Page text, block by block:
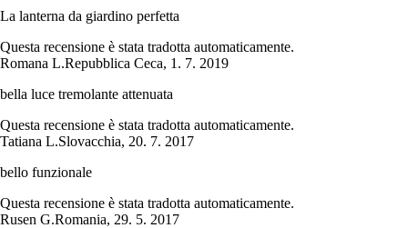
La lanterna da giardino perfetta
Questa recensione è stata tradotta automaticamente.
Romana L.Repubblica Ceca, 1. 7. 2019
bella luce tremolante attenuata
Questa recensione è stata tradotta automaticamente.
Tatiana L.Slovacchia, 20. 7. 2017
bello funzionale
Questa recensione è stata tradotta automaticamente.
Rusen G.Romania, 29. 5. 2017